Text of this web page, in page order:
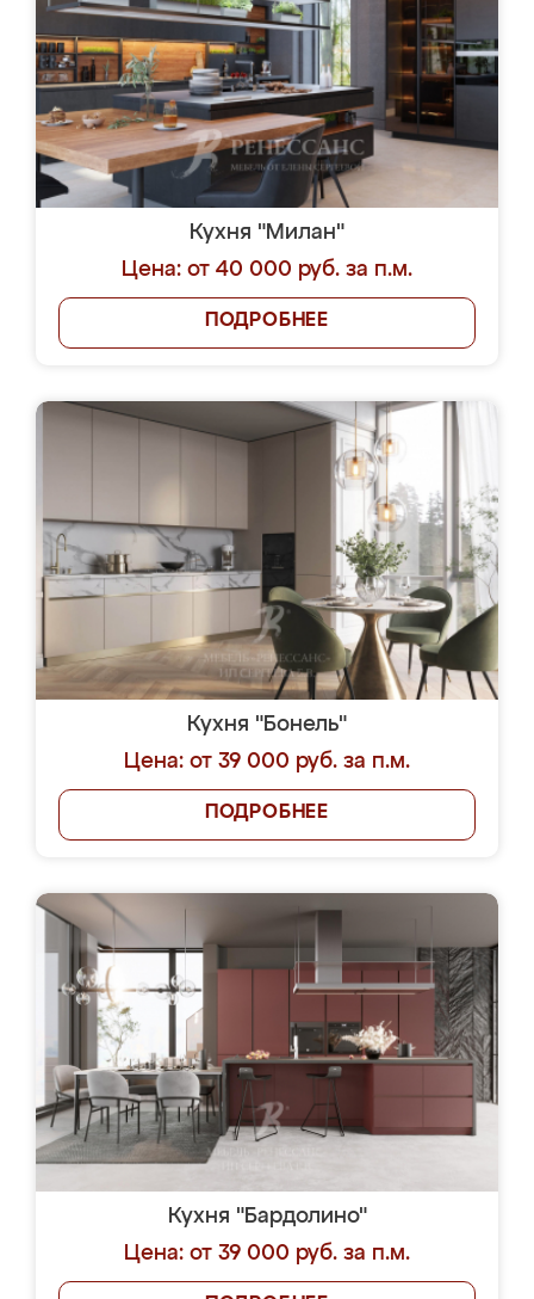
Кухня "Милан"
Цена: от 40 000 руб. за п.м.
ПОДРОБНЕЕ
Кухня "Бонель"
Цена: от 39 000 руб. за п.м.
ПОДРОБНЕЕ
Кухня "Бардолино"
Цена: от 39 000 руб. за п.м.